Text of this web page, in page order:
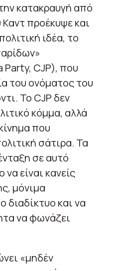
κατακραυγή από
προέκυψε και
ιδέα, το
CJP), που
του ονόματος του
Το CJP δεν
κόμμα, αλλά
που
σάτιρα. Τα
σε αυτό
είναι κανείς
μόνιμα
διαδίκτυο και να
να φωνάζει
«μηδέν